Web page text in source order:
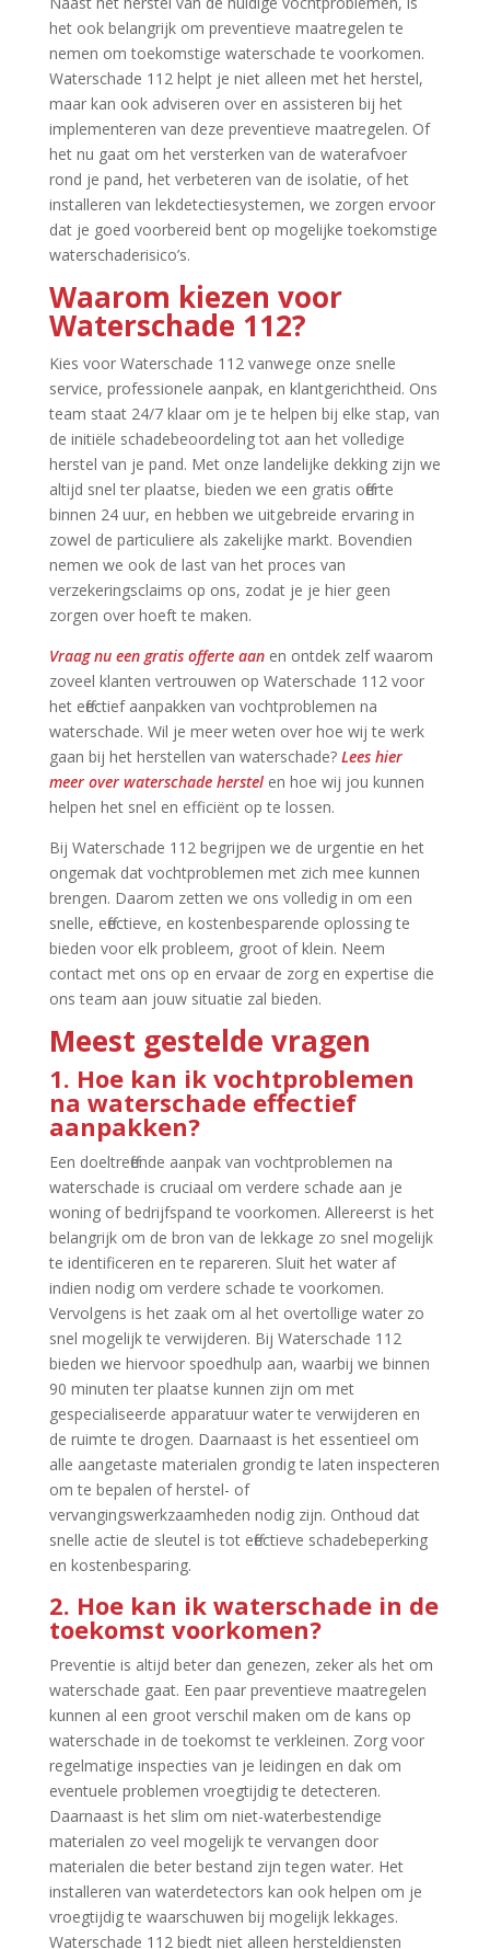
het ook belangrijk om preventieve maatregelen te
nemen om toekomstige waterschade te voorkomen.​
Waterschade 112 helpt je niet alleen met het herstel,
maar kan ook adviseren over en assisteren bij het
implementeren van deze preventieve maatregelen.​ Of
het nu gaat om het versterken van de waterafvoer
rond je pand, het verbeteren van de isolatie, of het
installeren van lekdetectiesystemen, we zorgen ervoor
dat je goed voorbereid bent op mogelijke toekomstige
waterschaderisico’s.​
Waarom kiezen voor
Waterschade 112?
Kies voor Waterschade 112 vanwege onze snelle
service, professionele aanpak, en klantgerichtheid.​ Ons
team staat 24/7 klaar om je te helpen bij elke stap, van
de initiële schadebeoordeling tot aan het volledige
herstel van je pand.​ Met onze landelijke dekking zijn we
altijd snel ter plaatse, bieden we een gratis offerte
binnen 24 uur, en hebben we uitgebreide ervaring in
zowel de particuliere als zakelijke markt.​ Bovendien
nemen we ook de last van het proces van
verzekeringsclaims op ons, zodat je je hier geen
zorgen over hoeft te maken.​
Vraag nu een gratis offerte aanen ontdek zelf waarom
zoveel klanten vertrouwen op Waterschade 112 voor
het effectief aanpakken van vochtproblemen na
waterschade.​ Wil je meer weten over hoe wij te werk
gaan bij het herstellen van waterschade? Lees hier
meer over waterschade herstelen hoe wij jou kunnen
helpen het snel en efficiënt op te lossen.​
Bij Waterschade 112 begrijpen we de urgentie en het
ongemak dat vochtproblemen met zich mee kunnen
brengen.​ Daarom zetten we ons volledig in om een
snelle, effectieve, en kostenbesparende oplossing te
bieden voor elk probleem, groot of klein.​ Neem
contact met ons op en ervaar de zorg en expertise die
ons team aan jouw situatie zal bieden.​
Meest gestelde vragen
1.​ Hoe kan ik vochtproblemen
na waterschade effectief
aanpakken?
Een doeltreffende aanpak van vochtproblemen na
waterschade is cruciaal om verdere schade aan je
woning of bedrijfspand te voorkomen.​ Allereerst is het
belangrijk om de bron van de lekkage zo snel mogelijk
te identificeren en te repareren.​ Sluit het water af
indien nodig om verdere schade te voorkomen.​
Vervolgens is het zaak om al het overtollige water zo
snel mogelijk te verwijderen.​ Bij Waterschade 112
bieden we hiervoor spoedhulp aan, waarbij we binnen
90 minuten ter plaatse kunnen zijn om met
gespecialiseerde apparatuur water te verwijderen en
de ruimte te drogen.​ Daarnaast is het essentieel om
alle aangetaste materialen grondig te laten inspecteren
om te bepalen of herstel- of
vervangingswerkzaamheden nodig zijn.​ Onthoud dat
snelle actie de sleutel is tot effectieve schadebeperking
en kostenbesparing.​
2.​ Hoe kan ik waterschade in de
toekomst voorkomen?
Preventie is altijd beter dan genezen, zeker als het om
waterschade gaat.​ Een paar preventieve maatregelen
kunnen al een groot verschil maken om de kans op
waterschade in de toekomst te verkleinen.​ Zorg voor
regelmatige inspecties van je leidingen en dak om
eventuele problemen vroegtijdig te detecteren.​
Daarnaast is het slim om niet-waterbestendige
materialen zo veel mogelijk te vervangen door
materialen die beter bestand zijn tegen water.​ Het
installeren van waterdetectors kan ook helpen om je
vroegtijdig te waarschuwen bij mogelijk lekkages.​
Waterschade 112 biedt niet alleen hersteldiensten